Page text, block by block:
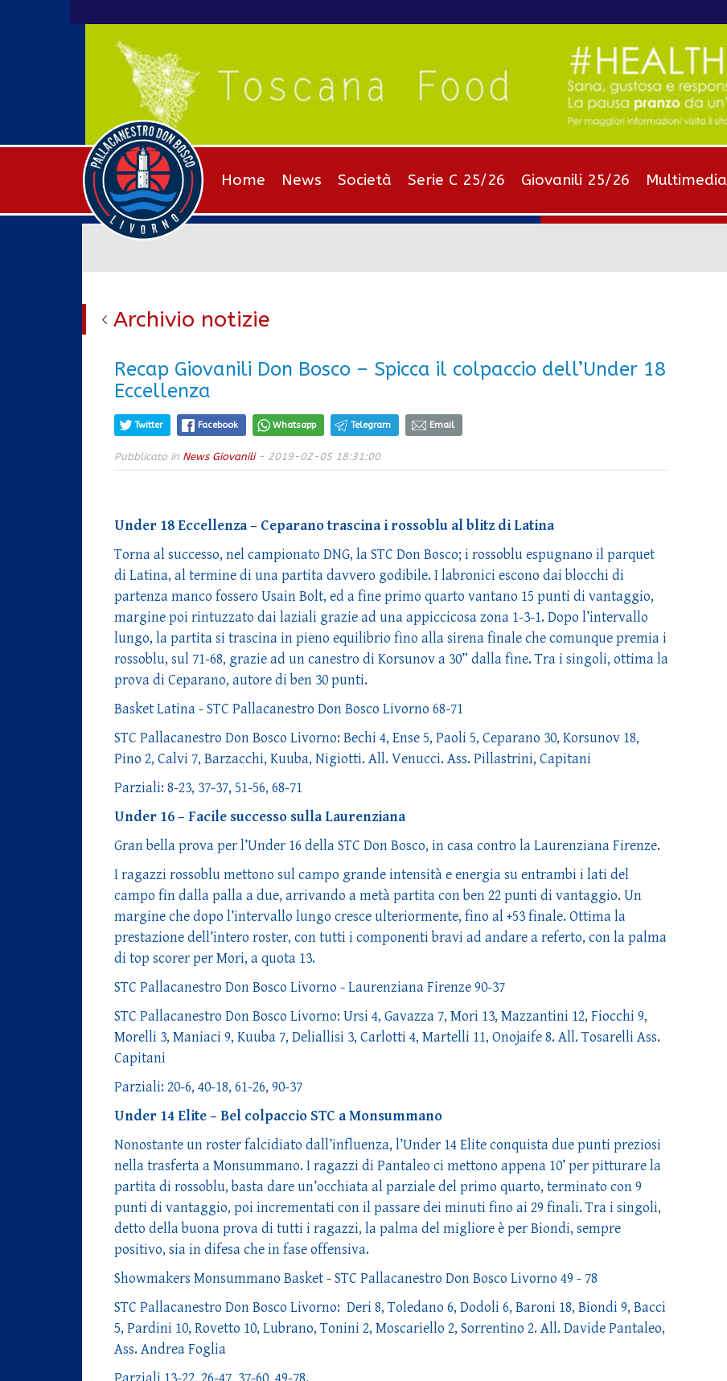
Home News Società Serie C 25/26 Giovanili 25/26 Multimedia
Archivio notizie
Recap Giovanili Don Bosco – Spicca il colpaccio dell’Under 18
Eccellenza
Twitter Facebook Whatsapp Telegram Email
Pubblicato in News Giovanili- 2019-02-05 18:31:00
Under 18 Eccellenza – Ceparano trascina i rossoblu al blitz di Latina
Torna al successo, nel campionato DNG, la STC Don Bosco; i rossoblu espugnano il parquet
di Latina, al termine di una partita davvero godibile. I labronici escono dai blocchi di
partenza manco fossero Usain Bolt, ed a fine primo quarto vantano 15 punti di vantaggio,
margine poi rintuzzato dai laziali grazie ad una appiccicosa zona 1-3-1. Dopo l’intervallo
lungo, la partita si trascina in pieno equilibrio fino alla sirena finale che comunque premia i
rossoblu, sul 71-68, grazie ad un canestro di Korsunov a 30” dalla fine. Tra i singoli, ottima la
prova di Ceparano, autore di ben 30 punti.
Basket Latina - STC Pallacanestro Don Bosco Livorno 68-71
STC Pallacanestro Don Bosco Livorno: Bechi 4, Ense 5, Paoli 5, Ceparano 30, Korsunov 18,
Pino 2, Calvi 7, Barzacchi, Kuuba, Nigiotti. All. Venucci. Ass. Pillastrini, Capitani
Parziali: 8-23, 37-37, 51-56, 68-71
Under 16 – Facile successo sulla Laurenziana
Gran bella prova per l’Under 16 della STC Don Bosco, in casa contro la Laurenziana Firenze.
I ragazzi rossoblu mettono sul campo grande intensità e energia su entrambi i lati del
campo fin dalla palla a due, arrivando a metà partita con ben 22 punti di vantaggio. Un
margine che dopo l’intervallo lungo cresce ulteriormente, fino al +53 finale. Ottima la
prestazione dell’intero roster, con tutti i componenti bravi ad andare a referto, con la palma
di top scorer per Mori, a quota 13.
STC Pallacanestro Don Bosco Livorno - Laurenziana Firenze 90-37
STC Pallacanestro Don Bosco Livorno: Ursi 4, Gavazza 7, Mori 13, Mazzantini 12, Fiocchi 9,
Morelli 3, Maniaci 9, Kuuba 7, Deliallisi 3, Carlotti 4, Martelli 11, Onojaife 8. All. Tosarelli Ass.
Capitani
Parziali: 20-6, 40-18, 61-26, 90-37
Under 14 Elite – Bel colpaccio STC a Monsummano
Nonostante un roster falcidiato dall’influenza, l’Under 14 Elite conquista due punti preziosi
nella trasferta a Monsummano. I ragazzi di Pantaleo ci mettono appena 10’ per pitturare la
partita di rossoblu, basta dare un’occhiata al parziale del primo quarto, terminato con 9
punti di vantaggio, poi incrementati con il passare dei minuti fino ai 29 finali. Tra i singoli,
detto della buona prova di tutti i ragazzi, la palma del migliore è per Biondi, sempre
positivo, sia in difesa che in fase offensiva.
Showmakers Monsummano Basket - STC Pallacanestro Don Bosco Livorno 49 - 78
STC Pallacanestro Don Bosco Livorno: Deri 8, Toledano 6, Dodoli 6, Baroni 18, Biondi 9, Bacci
5, Pardini 10, Rovetto 10, Lubrano, Tonini 2, Moscariello 2, Sorrentino 2. All. Davide Pantaleo,
Ass. Andrea Foglia